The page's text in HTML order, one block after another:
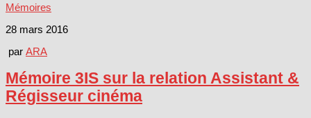
Mémoires
28 mars 2016
par ARA
Mémoire 3IS sur la relation Assistant &
Régisseur cinéma